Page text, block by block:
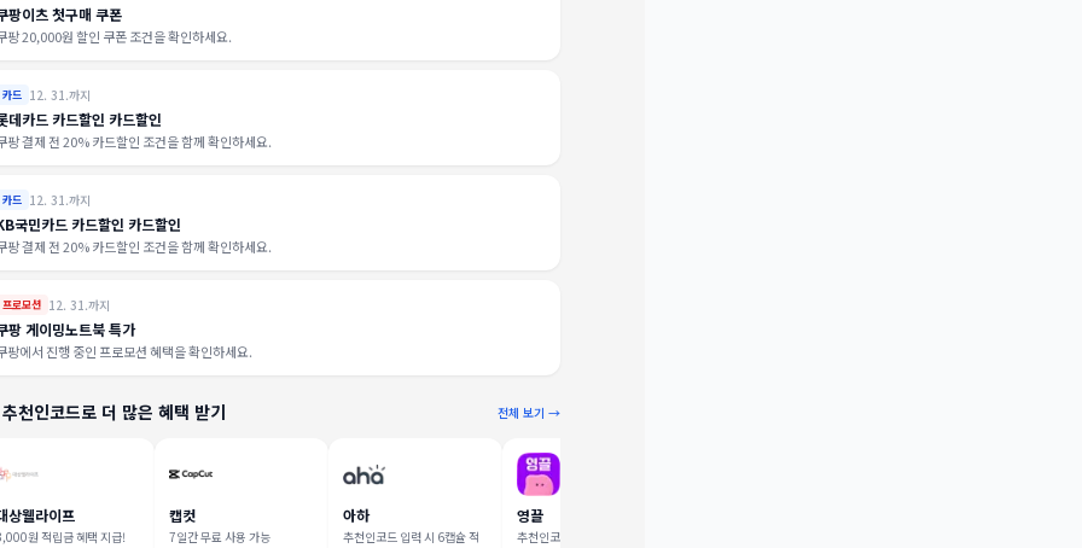
팡이츠 첫구매 쿠폰
팡 20,000원 할인 쿠폰 조건을 확인하세요.
카드 12. 31.까지
데카드 카드할인 카드할인
팡 결제 전 20% 카드할인 조건을 함께 확인하세요.
카드 12. 31.까지
국민카드 카드할인 카드할인
팡 결제 전 20% 카드할인 조건을 함께 확인하세요.
프로모션 12. 31.까지
팡 게이밍노트북 특가
팡에서 진행 중인 프로모션 혜택을 확인하세요.
천인코드로 더 많은 혜택 받기 전체 보기 →
상웰라이프
원 적립금 혜택 지급!
캡컷
7일간 무료 사용 가능
아하
추천인코드 입력 시 6캡슐 적
영끌
추천인코드 입력 시 1,000 포